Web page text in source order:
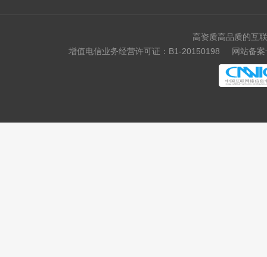
高资质高品质的互
增值电信业务经营许可证：B1-20150198
网站备